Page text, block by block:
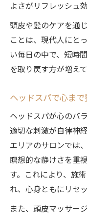
よさがリフレッシュ
頭皮や髪のケアを通
ことは、現代人にと
い毎日の中で、短時
を取り戻す方が増えて
ヘッドスパで心ま
ヘッドスパが心のバ
適切な刺激が自律神
エリアのサロンでは
瞑想的な静けさを重
す。これにより、施
れ、心身ともにリセ
また、頭皮マッサー